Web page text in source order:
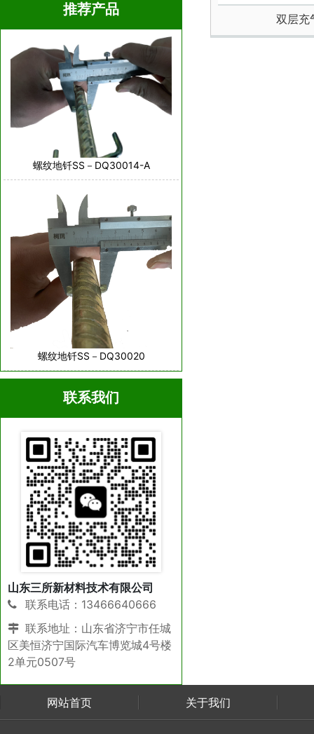
推荐产品
螺纹地钎SS－DQ30014-A
螺纹地钎SS－DQ30020
联系我们
山东三所新材料技术有限公司
联系电话：13466640666
联系地址：山东省济宁市任城
区美恒济宁国际汽车博览城4号楼
2单元0507号
双层充
网站首页 关于我们